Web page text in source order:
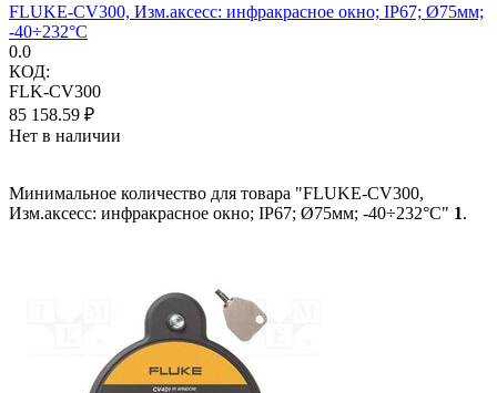
FLUKE-CV300, Изм.аксесс: инфракрасное окно; IP67; Ø75мм;
-40÷232°C
0.0
КОД:
FLK-CV300
85 158.59 ₽
Нет в наличии
Минимальное количество для товара "FLUKE-CV300,
Изм.аксесс: инфракрасное окно; IP67; Ø75мм; -40÷232°C" 1.